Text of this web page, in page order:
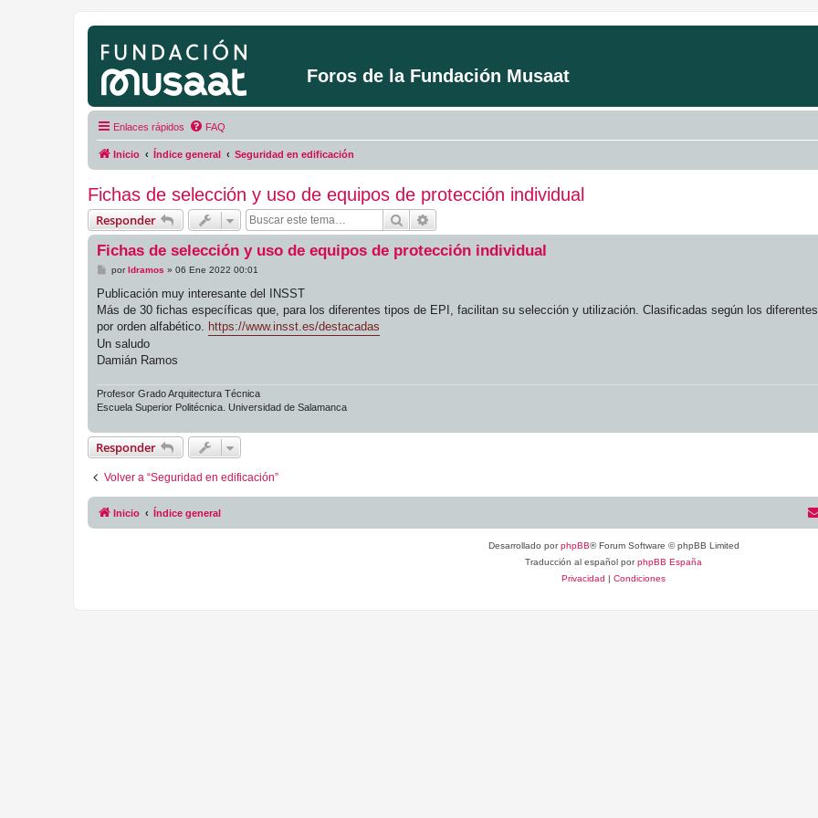
Foros de la Fundación Musaat
Enlaces rápidos FAQ
Inicio Índice general Seguridad en edificación
Fichas de selección y uso de equipos de protección individual
Responder Buscar
Fichas de selección y uso de equipos de protección individual
M
n
a
j
porldramos » 06 Ene 2022 00:01
Publicación muy interesante del INSST
Más de 30 fichas específicas que, para los diferentes tipos de EPI, facilitan su selección y utilización. Clasificadas según los
por orden alfabético. https://www.insst.es/destacadas
Un saludo
Damián Ramos
Profesor Grado Arquitectura Técnica
Escuela Superior Politécnica. Universidad de Salamanca
Responder
Volver a “Seguridad en edificación”
Inicio Índice general
Desarrollado porphpBB® Forum Software © phpBB Limited
Traducción al español porphpBB España
Privacidad | Condiciones